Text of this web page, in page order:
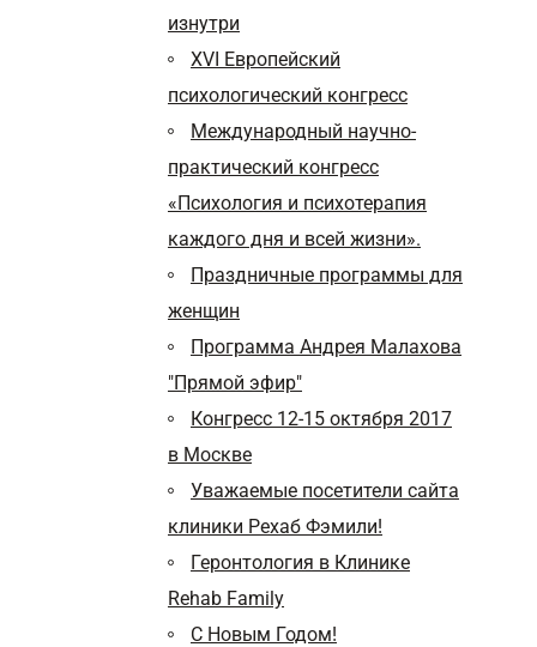
изнутри
XVI Европейский
психологический конгресс
Международный научно-
практический конгресс
«Психология и психотерапия
каждого дня и всей жизни».
Праздничные программы для
женщин
Программа Андрея Малахова
"Прямой эфир"
Конгресс 12-15 октября 2017
в Москве
Уважаемые посетители сайта
клиники Рехаб Фэмили!
Геронтология в Клинике
Rehab Family
С Новым Годом!